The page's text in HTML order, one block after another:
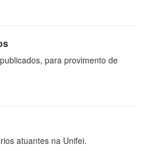
para provimento de
atuantes na Unifei.